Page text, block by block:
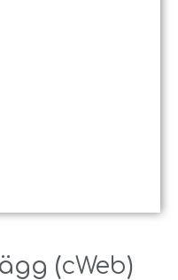
​(cWeb)